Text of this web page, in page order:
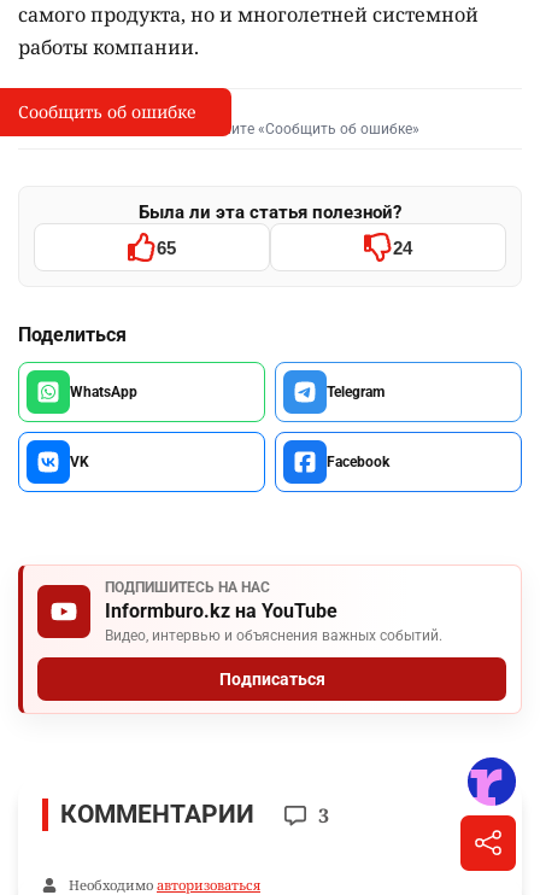
самого продукта, но и многолетней системной
работы компании.
I
Сообщить об опечатке
Выделите фрагмент и нажмите «Сообщить об ошибке»
Была ли эта статья полезной?
65 24
Поделиться
WhatsApp Telegram
VK Facebook
ПОДПИШИТЕСЬ НА НАС
Informburo.kz на YouTube
Видео, интервью и объяснения важных событий.
Подписаться
Сообщить об ошибке
КОММЕНТАРИИ 3
Необходимо авторизоваться